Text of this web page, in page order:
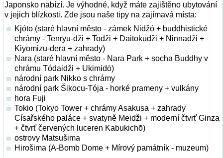
Japonsko nabízí. Je výhodné, když máte zajištěno ubytování
v jejich blízkosti. Zde jsou naše tipy na zajímavá místa:
Kjóto (staré hlavní město - zámek Nidžó + buddhistické
chrámy - Tenryu-dži + Todži + Daitokudži + Ninnadži +
Kiyomizu-dera + zahrady)
Nara (staré hlavní město - Nara Park + socha Buddhy v
chrámu Tódaidži + Ukimidō)
národní park Nikko s chrámy
národní park Šikocu-Tója - horké prameny + vulkány
hora Fuji
Tokio (Tokyo Tower + chrámy Asakusa + zahrady
Císařského paláce + svatyně Meidži + moderní čtvrť Ginza
+ čtvrť červených luceren Kabukichō)
ostrovy Matsušima
Hirošima (A-Bomb Dome + Mírový památník - muzeum)